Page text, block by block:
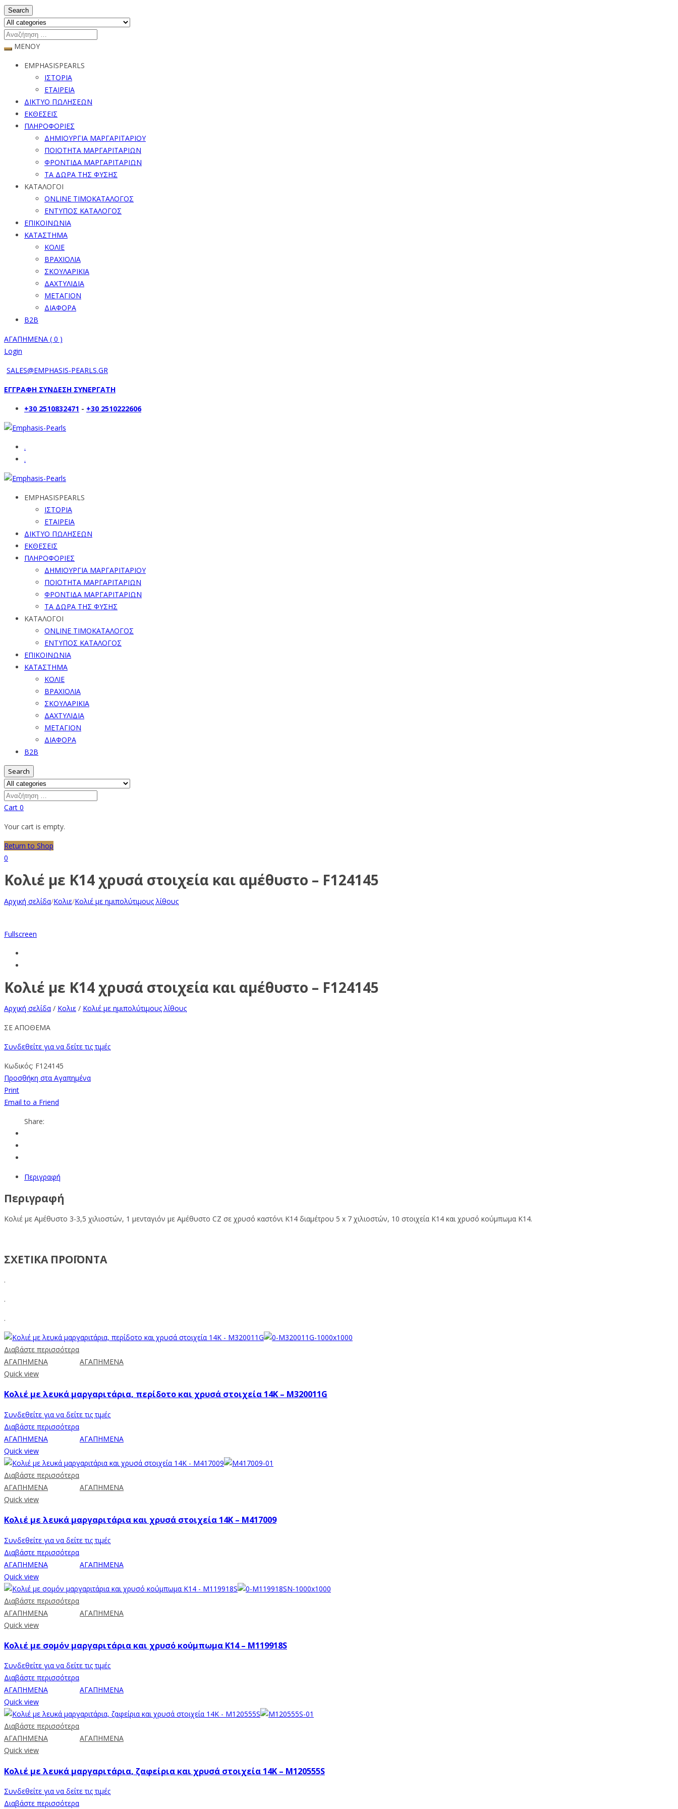
Search
ΜΕΝΟΥ
EMPHASISPEARLS
ΙΣΤΟΡΙΑ
ΕΤΑΙΡΕΙΑ
ΔΙΚΤΥΟ ΠΩΛΗΣΕΩΝ
ΕΚΘΕΣΕΙΣ
ΠΛΗΡΟΦΟΡΙΕΣ
ΔΗΜΙΟΥΡΓΙΑ ΜΑΡΓΑΡΙΤΑΡΙΟΥ
ΠΟΙΟΤΗΤΑ ΜΑΡΓΑΡΙΤΑΡΙΩΝ
ΦΡΟΝΤΙΔΑ ΜΑΡΓΑΡΙΤΑΡΙΩΝ
ΤΑ ΔΩΡΑ ΤΗΣ ΦΥΣΗΣ
ΚΑΤΑΛΟΓΟΙ
ONLINE ΤΙΜΟΚΑΤΑΛΟΓΟΣ
ΕΝΤΥΠΟΣ ΚΑΤΑΛΟΓΟΣ
ΕΠΙΚΟΙΝΩΝΙΑ
ΚΑΤΑΣΤΗΜΑ
ΚΟΛΙΕ
ΒΡΑΧΙΟΛΙΑ
ΣΚΟΥΛΑΡΙΚΙΑ
ΔΑΧΤΥΛΙΔΙΑ
ΜΕΤΑΓΙΟΝ
ΔΙΑΦΟΡΑ
B2B
ΑΓΑΠΗΜΕΝΑ ( 0 )
Login
SALES@EMPHASIS-PEARLS.GR
ΕΓΓΡΑΦΗ ΣΥΝΔΕΣΗ ΣΥΝΕΡΓΑΤΗ
+30 2510832471 - +30 2510222606
.
.
EMPHASISPEARLS
ΙΣΤΟΡΙΑ
ΕΤΑΙΡΕΙΑ
ΔΙΚΤΥΟ ΠΩΛΗΣΕΩΝ
ΕΚΘΕΣΕΙΣ
ΠΛΗΡΟΦΟΡΙΕΣ
ΔΗΜΙΟΥΡΓΙΑ ΜΑΡΓΑΡΙΤΑΡΙΟΥ
ΠΟΙΟΤΗΤΑ ΜΑΡΓΑΡΙΤΑΡΙΩΝ
ΦΡΟΝΤΙΔΑ ΜΑΡΓΑΡΙΤΑΡΙΩΝ
ΤΑ ΔΩΡΑ ΤΗΣ ΦΥΣΗΣ
ΚΑΤΑΛΟΓΟΙ
ONLINE ΤΙΜΟΚΑΤΑΛΟΓΟΣ
ΕΝΤΥΠΟΣ ΚΑΤΑΛΟΓΟΣ
ΕΠΙΚΟΙΝΩΝΙΑ
ΚΑΤΑΣΤΗΜΑ
ΚΟΛΙΕ
ΒΡΑΧΙΟΛΙΑ
ΣΚΟΥΛΑΡΙΚΙΑ
ΔΑΧΤΥΛΙΔΙΑ
ΜΕΤΑΓΙΟΝ
ΔΙΑΦΟΡΑ
B2B
Search
Cart 0
Your cart is empty.
Return to Shop
0
Κολιέ με Κ14 χρυσά στοιχεία και αμέθυστο – F124145
Αρχική σελίδα/Κολιε/Κολιέ με ημιπολύτιμους λίθους
Fullscreen
Κολιέ με Κ14 χρυσά στοιχεία και αμέθυστο – F124145
Αρχική σελίδα / Κολιε / Κολιέ με ημιπολύτιμους λίθους
ΣΕ ΑΠΟΘΕΜΑ
Συνδεθείτε για να δείτε τις τιμές
Κωδικός: F124145
Προσθήκη στα Αγαπημένα
Print
Email to a Friend
Share:
Περιγραφή
Περιγραφή
Κολιέ με Αμέθυστο 3-3,5 χιλιοστών, 1 μενταγιόν με Αμέθυστο CZ σε χρυσό καστόνι Κ14 διαμέτρου 5 x 7 χιλιοστών, 10 στοιχεία Κ14 και χρυσό κούμπωμα Κ14.
ΣΧΕΤΙΚΑ ΠΡΟΪΟΝΤΑ
.
.
.
Διαβάστε περισσότερα
ΑΓΑΠΗΜΕΝΑ
ΑΓΑΠΗΜΕΝΑ
Quick view
Κολιέ με λευκά μαργαριτάρια, περίδοτο και χρυσά στοιχεία 14K – M320011G
Συνδεθείτε για να δείτε τις τιμές
Διαβάστε περισσότερα
ΑΓΑΠΗΜΕΝΑ
ΑΓΑΠΗΜΕΝΑ
Quick view
Διαβάστε περισσότερα
ΑΓΑΠΗΜΕΝΑ
ΑΓΑΠΗΜΕΝΑ
Quick view
Κολιέ με λευκά μαργαριτάρια και χρυσά στοιχεία 14K – M417009
Συνδεθείτε για να δείτε τις τιμές
Διαβάστε περισσότερα
ΑΓΑΠΗΜΕΝΑ
ΑΓΑΠΗΜΕΝΑ
Quick view
Διαβάστε περισσότερα
ΑΓΑΠΗΜΕΝΑ
ΑΓΑΠΗΜΕΝΑ
Quick view
Κολιέ με σομόν μαργαριτάρια και χρυσό κούμπωμα Κ14 – M119918S
Συνδεθείτε για να δείτε τις τιμές
Διαβάστε περισσότερα
ΑΓΑΠΗΜΕΝΑ
ΑΓΑΠΗΜΕΝΑ
Quick view
Διαβάστε περισσότερα
ΑΓΑΠΗΜΕΝΑ
ΑΓΑΠΗΜΕΝΑ
Quick view
Κολιέ με λευκά μαργαριτάρια, ζαφείρια και χρυσά στοιχεία 14K – M120555S
Συνδεθείτε για να δείτε τις τιμές
Διαβάστε περισσότερα